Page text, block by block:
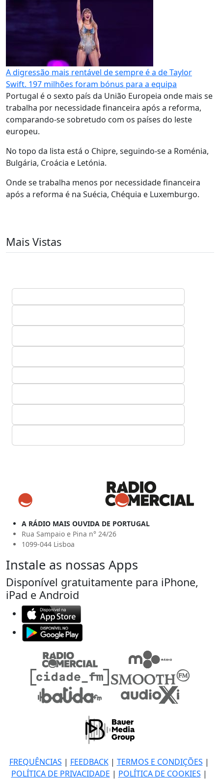
A digressão mais rentável de sempre é a de Taylor
Swift. 197 milhões foram bónus para a equipa
Portugal é o sexto país da União Europeia onde mais se
trabalha por necessidade financeira após a reforma,
comparando-se sobretudo com os países do leste
europeu.
No topo da lista está o Chipre, seguindo-se a Roménia,
Bulgária, Croácia e Letónia.
Onde se trabalha menos por necessidade financeira
após a reforma é na Suécia, Chéquia e Luxemburgo.
Mais Vistas
A RÁDIO MAIS OUVIDA DE PORTUGAL
Rua Sampaio e Pina n° 24/26
1099-044 Lisboa
Instale as nossas Apps
Disponível gratuitamente para iPhone,
iPad e Android
FREQUÊNCIAS | FEEDBACK| TERMOS E CONDIÇÕES |
POLÍTICA DE PRIVACIDADE | POLÍTICA DE COOKIES |